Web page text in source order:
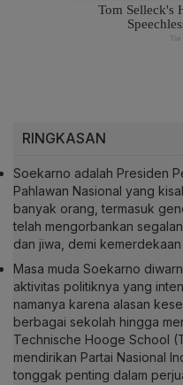
RINGKASAN
Soekarno adalah Presiden
Pahlawan Nasional yang
banyak orang, termasuk
telah mengorbankan
dan jiwa, demi
Masa muda Soekarno
aktivitas politiknya yang
namanya karena alasan
berbagai sekolah hingga
Technische Hooge School
mendirikan Partai Nasional
tonggak penting dalam